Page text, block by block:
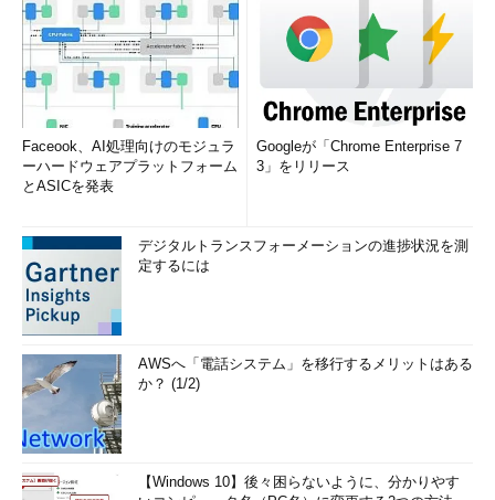
Faceook、AI処理向けのモジュラ
ーハードウェアプラットフォーム
とASICを発表
Googleが「Chrome Enterprise 7
3」をリリース
デジタルトランスフォーメーションの進捗状況を測
定するには
AWSへ「電話システム」を移行するメリットはある
か？ (1/2)
【Windows 10】後々困らないように、分かりやす